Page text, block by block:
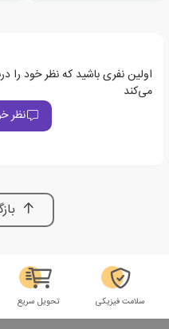
اولین نفری باشید که نظر خود را
می‌کند
نظر
سلامت فیزیکی تحویل سریع